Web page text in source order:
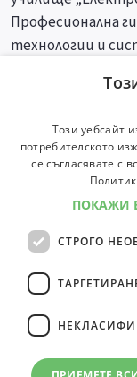
Професионална
технологии и
Специалности
Този уебсайт
потребителското
се съгласявате с
ПОКАЖИ
СТРОГО